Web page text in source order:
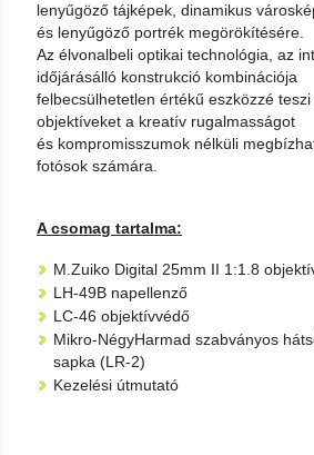
lenyűgöző tájképek, dinamikus
és lenyűgöző portrék megörökítésére.
Az élvonalbeli optikai technológia, az
időjárásálló konstrukció kombinációja
felbecsülhetetlen értékű eszközzé
objektíveket a kreatív rugalmasságot
és kompromisszumok nélküli
fotósok számára.
A csomag tartalma:
M.Zuiko Digital 25mm II 1:1.8
LH‑49B napellenző
LC-46 objektívvédő
Mikro-NégyHarmad szabványos
sapka (LR-2)
Kezelési útmutató